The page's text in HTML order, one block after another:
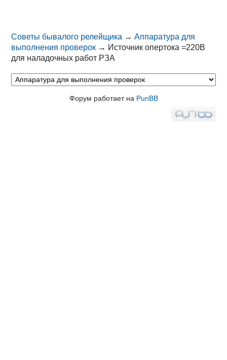
Советы бывалого релейщика →Аппаратура для
выполнения проверок → Источник опертока =220В
для наладочных работ РЗА
Форум работает на PunBB